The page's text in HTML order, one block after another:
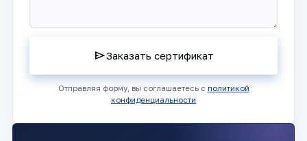
sendЗаказать сертификат
Отправляя форму, вы соглашаетесь с политикой
конфиденциальности